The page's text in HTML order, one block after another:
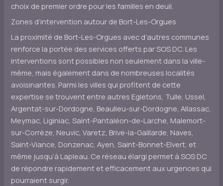
choix de premier ordre pour les familles en deuil.
Zones d’intervention autour de Bort-Les-Orgues
La proximité de Bort-Les-Orgues avec d’autres communes
renforce la portée des services offerts par SOS DC. Les
interventions sont possibles non seulement dans la ville-
même, mais également dans de nombreuses localités
avoisinantes. Parmi les villes qui profitent de cette
expertise se trouvent entre autres Egletons, Tulle, Ussel,
Argentat-sur-Dordogne, Beaulieu-sur-Dordogne, Allassac,
Meymac, Liginiac, Saint-Pantaléon-de-Larche, Malemort-
sur-Corrèze, Neuvic, Varetz, Brive-la-Gaillarde, Naves,
Saint-Viance, Donzenac, Ayen, Saint-Bonnet-Elvert, et
même jusqu’à Lapleau. Ce réseau élargi permet à SOS DC
de répondre rapidement et efficacement aux urgences qui
pourraient surgir.